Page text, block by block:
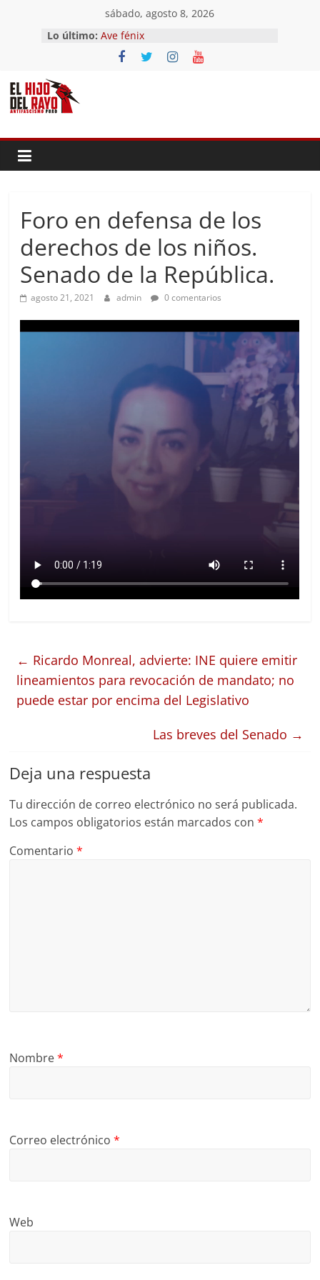
contenido
sábado, agosto 8, 2026
Lo último: Ave fénix
¿Dios no existe?
First Time
Foro en defensa de los
derechos de los niños.
Senado de la República.
agosto 21, 2021 admin 0 comentarios
← Ricardo Monreal, advierte: INE quiere emitir
lineamientos para revocación de mandato; no
puede estar por encima del Legislativo
Las breves del Senado →
Deja una respuesta
Tu dirección de correo electrónico no será publicada.
Los campos obligatorios están marcados con*
Comentario*
Nombre*
Correo electrónico*
Web